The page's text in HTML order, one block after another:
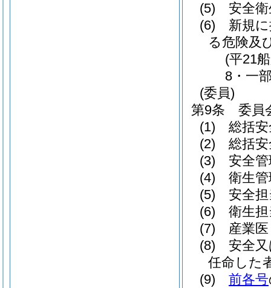
(5)
安全
(6)
新規
る危険及
(平21
8・一
(委員)
第9条
委員
(1)
総括
(2)
総括
(3)
安全
(4)
衛生
(5)
安全
(6)
衛生
(7)
産業医
(8)
安全
任命した
(9)
前各号